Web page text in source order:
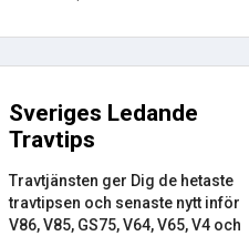
Sveriges Ledande
Travtips
Travtjänsten ger Dig de hetaste
travtipsen och senaste nytt inför
V86, V85, GS75, V64, V65, V4 och